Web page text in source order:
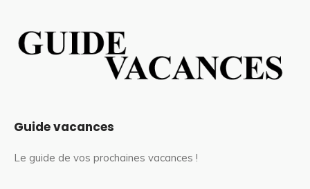
Guide vacances
Le guide de vos prochaines vacances !